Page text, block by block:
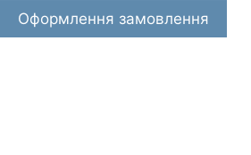
Оформлення замовлення